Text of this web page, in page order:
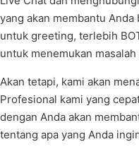
yang akan membantu Anda
untuk greeting, terlebih
untuk menemukan
Akan tetapi, kami akan
Profesional kami yang
dengan Anda akan
tentang apa yang Anda